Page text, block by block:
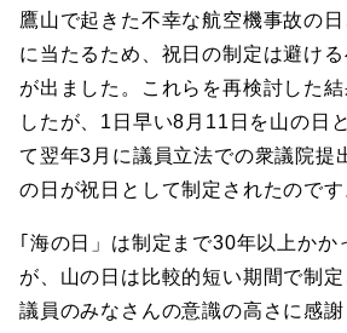
鷹山で起きた不幸な航空機事故の
に当たるため、祝日の制定は避け
が出ました。これらを再検討した
したが、1日早い8月11日を山の日
て翌年3月に議員立法での衆議院提
の日が祝日として制定されたのです
｢海の日」は制定まで30年以上かか
が、山の日は比較的短い期間で制
議員のみなさんの意識の高さに感